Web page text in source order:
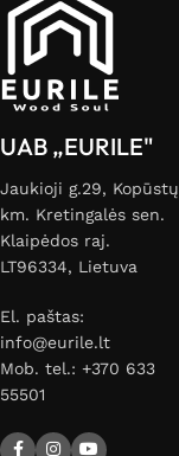
UAB „EURILE"
Jaukioji g.29, Kopūstų
km. Kretingalės sen.
Klaipėdos raj.
LT96334, Lietuva
El. paštas:
info@eurile.lt
Mob. tel.: +370 633
55501